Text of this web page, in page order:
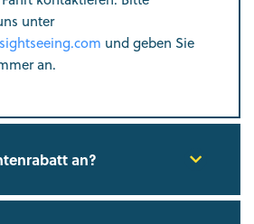
unter
und geben Sie
an.
an?